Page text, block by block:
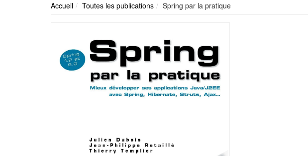
Accueil Toutes les publications Spring par la pratique